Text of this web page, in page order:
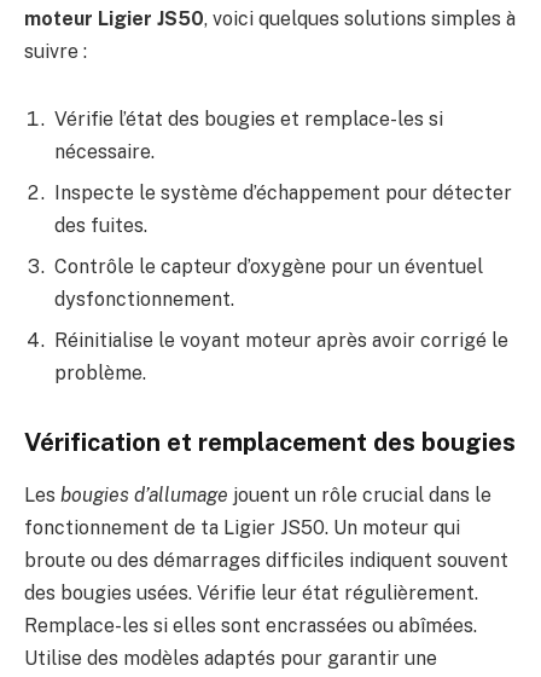
moteur Ligier JS50, voici quelques solutions simples à
suivre :
Vérifie l’état des bougies et remplace-les si
nécessaire.
Inspecte le système d’échappement pour détecter
des fuites.
Contrôle le capteur d’oxygène pour un éventuel
dysfonctionnement.
Réinitialise le voyant moteur après avoir corrigé le
problème.
Vérification et remplacement des bougies
Les bougies d’allumage jouent un rôle crucial dans le
fonctionnement de ta Ligier JS50. Un moteur qui
broute ou des démarrages difficiles indiquent souvent
des bougies usées. Vérifie leur état régulièrement.
Remplace-les si elles sont encrassées ou abîmées.
Utilise des modèles adaptés pour garantir une